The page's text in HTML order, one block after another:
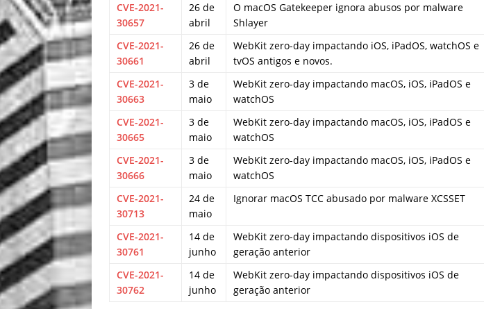
CVE-2021-
30657
26 de
abril
O macOS Gatekeeper ignora abusos por malware
Shlayer
CVE-2021-
30661
26 de
abril
WebKit zero-day impactando iOS, iPadOS, watchOS e
tvOS antigos e novos.
CVE-2021-
30663
3 de
maio
WebKit zero-day impactando macOS, iOS, iPadOS e
watchOS
CVE-2021-
30665
3 de
maio
WebKit zero-day impactando macOS, iOS, iPadOS e
watchOS
CVE-2021-
30666
3 de
maio
WebKit zero-day impactando macOS, iOS, iPadOS e
watchOS
CVE-2021-
30713
24 de
maio
Ignorar macOS TCC abusado por malware XCSSET
CVE-2021-
30761
14 de
junho
WebKit zero-day impactando dispositivos iOS de
geração anterior
CVE-2021-
30762
14 de
junho
WebKit zero-day impactando dispositivos iOS de
geração anterior